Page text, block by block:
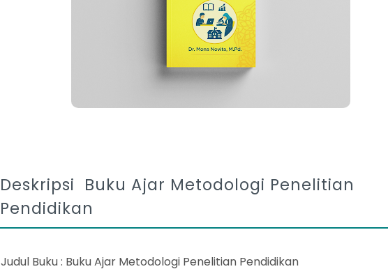
Deskripsi Buku Ajar Metodologi Penelitian
Pendidikan
Judul Buku : Buku Ajar Metodologi Penelitian Pendidikan